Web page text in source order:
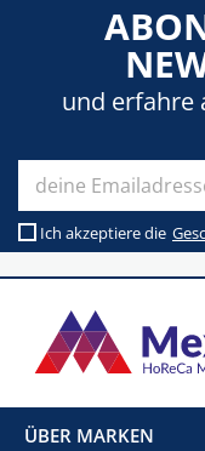
und erfahre
Ich akzeptiere die
ÜBER MARKEN